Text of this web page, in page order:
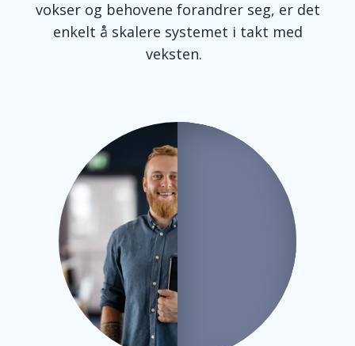
vokser og behovene forandrer seg, er det
enkelt å skalere systemet i takt med
veksten.